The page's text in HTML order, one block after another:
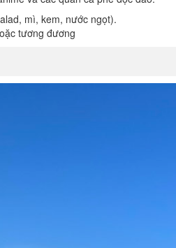
mì, kem, nước ngọt).
tương đương